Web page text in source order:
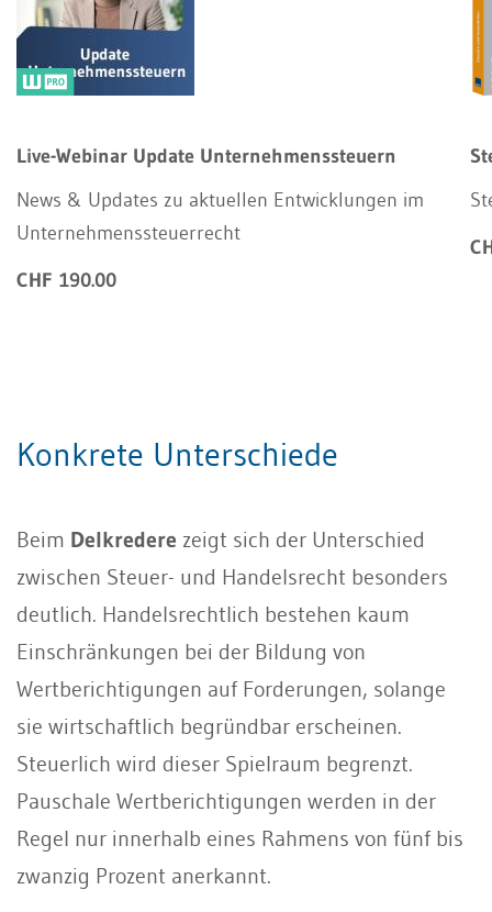
Live-Webinar Update Unternehmenssteuern
News & Updates zu aktuellen Entwicklungen im
Unternehmenssteuerrecht
CHF 190.00
Konkrete Unterschiede
Beim Delkredere zeigt sich der Unterschied
zwischen Steuer- und Handelsrecht besonders
deutlich. Handelsrechtlich bestehen kaum
Einschränkungen bei der Bildung von
Wertberichtigungen auf Forderungen, solange
sie wirtschaftlich begründbar erscheinen.
Steuerlich wird dieser Spielraum begrenzt.
Pauschale Wertberichtigungen werden in der
Regel nur innerhalb eines Rahmens von fünf bis
zwanzig Prozent anerkannt.